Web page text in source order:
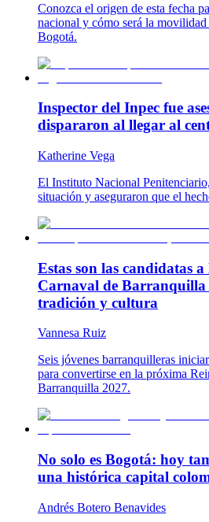
Conozca el origen de esta fecha
nacional y cómo será la movilidad
Bogotá.
Inspector del Inpec fue
dispararon al llegar al
Katherine Vega
El Instituto Nacional
situación y aseguraron que el
Estas son las candidatas
Carnaval de Barranquilla
tradición y cultura
Vannesa Ruiz
Seis jóvenes barranquilleras
para convertirse en la próxima
Barranquilla 2027.
No solo es Bogotá: hoy
una histórica capital
Andrés Botero Benavides